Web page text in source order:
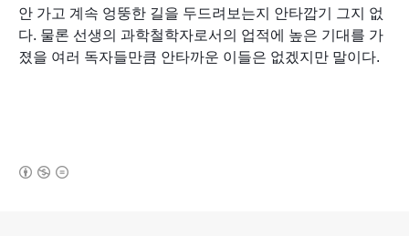
안 가고 계속 엉뚱한 길을 두드려보는지 안타깝기 그지 없
다. 물론 선생의 과학철학자로서의 업적에 높은 기대를 가
졌을 여러 독자들만큼 안타까운 이들은 없겠지만 말이다.